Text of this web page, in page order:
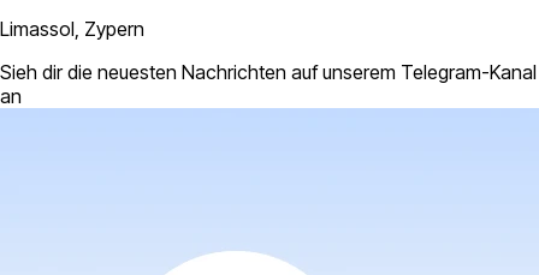
Limassol, Zypern
Sieh dir die neuesten Nachrichten auf unserem Telegram-Kanal
an